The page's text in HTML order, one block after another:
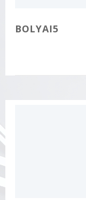
BOLYAI5